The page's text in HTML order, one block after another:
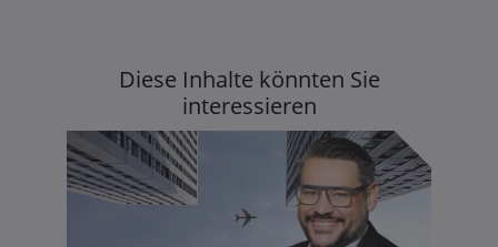
Diese Inhalte könnten Sie
interessieren